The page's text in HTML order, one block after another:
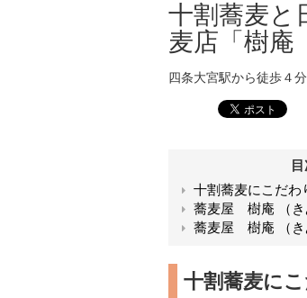
十割蕎麦と
麦店「樹庵
四条大宮駅から徒歩４
十割蕎麦にこだわ
蕎麦屋 樹庵 （き
蕎麦屋 樹庵 （き
十割蕎麦に